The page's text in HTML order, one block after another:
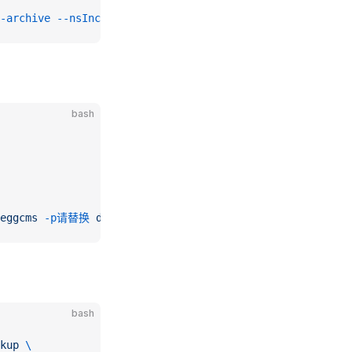
--nsInclude=doracms3.
bash
-p请替换 doracms3
bash
\